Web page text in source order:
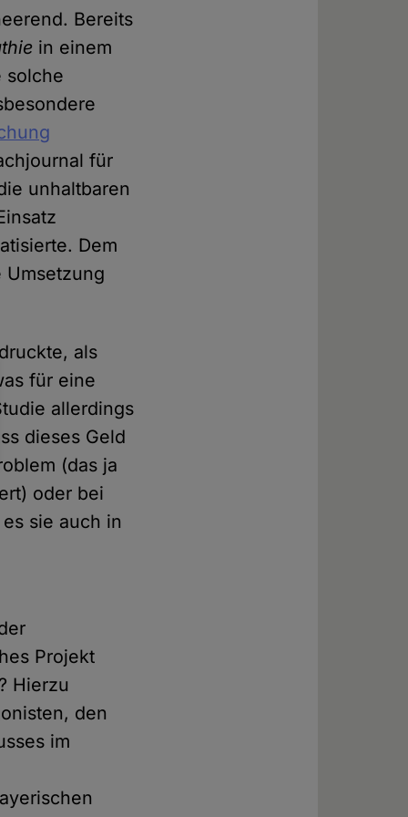
Bereits
in einem
solche
für
unhaltbaren
Dem
Umsetzung
als
für eine
allerdings
dieses Geld
(das ja
oder bei
sie auch in
Projekt
Hierzu
den
im